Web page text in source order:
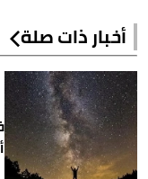
أخبار ذات صلة